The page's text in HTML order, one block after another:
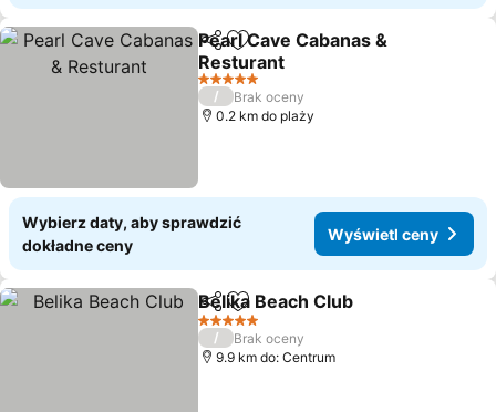
UdostępnijDodaj do ulubionych
Pearl Cave Cabanas &
Resturant
5 Kategoria
/
Brak oceny
0.2 km do plaży
Wybierz daty, aby sprawdzić
dokładne ceny
Wyświetl ceny
Udostępnij
Dodaj do ulubionych
Belika Beach Club
5 Kategoria
/
Brak oceny
9.9 km do: Centrum